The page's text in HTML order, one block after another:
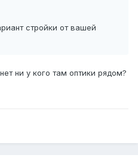
стройки от вашей
ни у кого там оптики рядом?